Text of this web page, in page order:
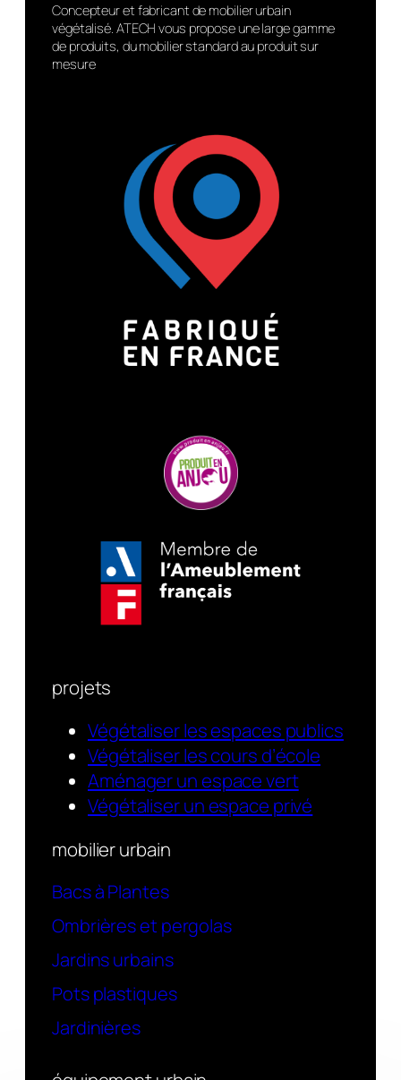
Concepteur et fabricant de mobilier urbain
végétalisé. ATECH vous propose une large gamme
de produits, du mobilier standard au produit sur
mesure
projets
Végétaliser les espaces publics
Végétaliser les cours d’école
Aménager un espace vert
Végétaliser un espace privé
mobilier urbain
Bacs à Plantes
Ombrières et pergolas
Jardins urbains
Pots plastiques
Jardinières